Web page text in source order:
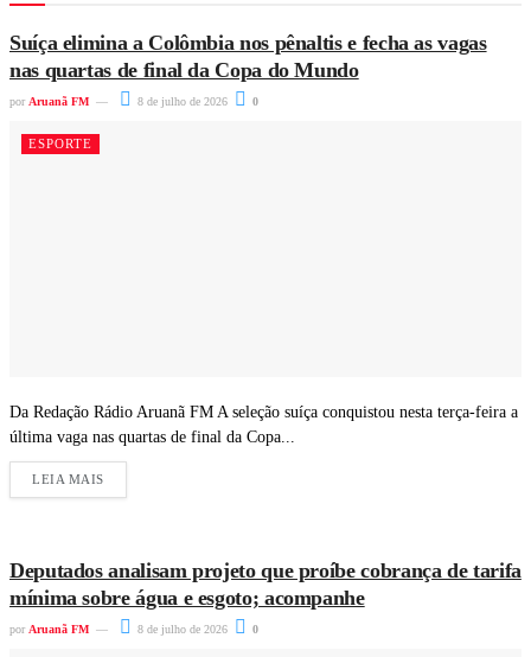
Suíça elimina a Colômbia nos pênaltis e fecha as vagas
nas quartas de final da Copa do Mundo
por Aruanã FM 8 de julho de 2026 0
ESPORTE
Da Redação Rádio Aruanã FM A seleção suíça conquistou nesta terça-feira a
última vaga nas quartas de final da Copa...
LEIA MAIS
Deputados analisam projeto que proíbe cobrança de tarifa
mínima sobre água e esgoto; acompanhe
por Aruanã FM 8 de julho de 2026 0